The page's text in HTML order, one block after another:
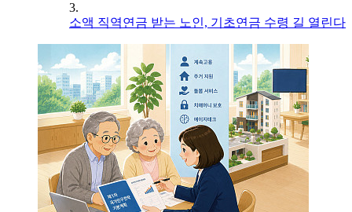
3.
소액 직역연금 받는 노인, 기초연금 수령 길 열린다